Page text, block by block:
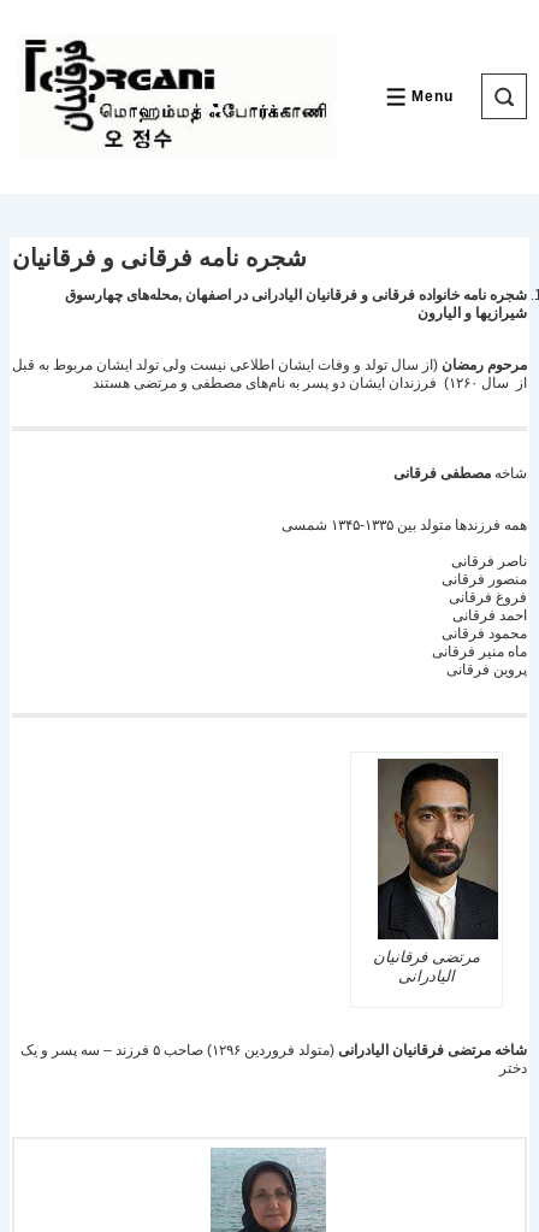
Content
Menu
MENU
شجره نامه فرقانى و فرقانيان
شجره نامه خانواده فرقانى و فرقانيان اليادرانى در اصفهان ,محله‌های چهارسوق
شيرازيها و اليارون
مرحوم رمضان (از سال تولد و وفات ایشان اطلاعی نیست ولی تولد ایشان مربوط به قبل
از سال ۱۲۶۰) فرزندان ایشان دو پسر به نام‌های مصطفی و مرتضى هستند
شاخه مصطفی فرقانی
همه فرزندها متولد بين ۱۳۳۵-۱۳۴۵ شمسى
ناصر فرقانى
منصور فرقانى
فروغ فرقانى
احمد فرقانى
محمود فرقانى
ماه منير فرقانى
پروين فرقانى
مرتضى فرقانيان
اليادرانى
شاخه مرتضى فرقانيان اليادرانى
(متولد فروردين ۱۲۹۶) صاحب ۵ فرزند – سه پسر و یک
دختر